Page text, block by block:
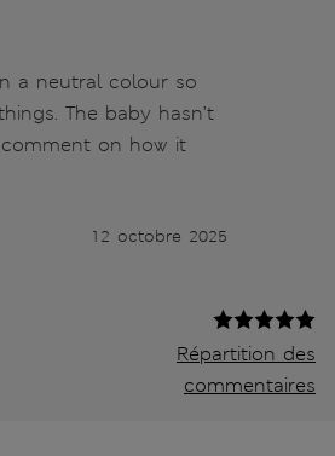
a neutral colour so
The baby hasn’t
on how it
12 octobre 2025
Répartition des
commentaires